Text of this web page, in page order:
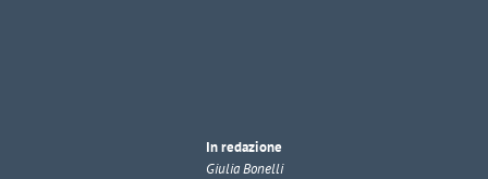
In redazione
Giulia Bonelli